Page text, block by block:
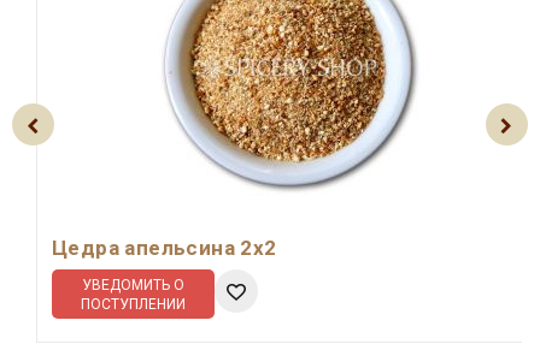
Цедра апельсина 2x2
УВЕДОМИТЬ О
ПОСТУПЛЕНИИ